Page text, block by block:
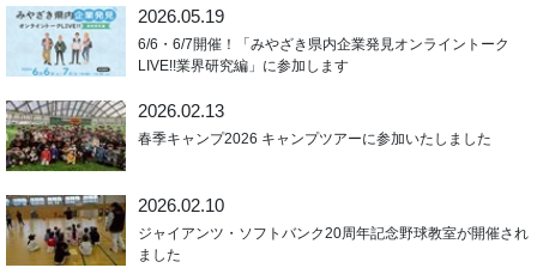
2026.05.19
6/6・6/7開催！「みやざき県内企業発見オンライントーク
LIVE!!業界研究編」に参加します
2026.02.13
春季キャンプ2026 キャンプツアーに参加いたしました
2026.02.10
ジャイアンツ・ソフトバンク20周年記念野球教室が開催され
ました